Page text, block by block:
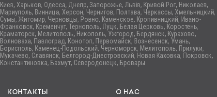
Киев, Харьков, Одесса, Днепр, Запорожье, Львів, Кривой Рог, Николаев,
Мариуполь, Винница, Херсон, Чернигов, Полтава, Черкассы, Хмельницкий,
Сумы, Житомир, Черновцы, Ровно, Каменское, Кропивницкий, Ивано-
Франковск, Кременчуг, Тернополь, Луцк, Белая Церковь, Коростень,
Краматорск, Мелитополь, Никополь, Ужгород, Бердянск, Курахово,
Волноваха, Павлоград, Конотоп, Первомайск, Вознесенск, Умань,
Борисполь, Каменец-Подольский, Черноморск, Мелитополь, Прилуки,
Мукачево, Славянск, Белгород-Днестровский, Новая Каховка, Покровск,
Константиновка, Бахмут, Северодонецк, Бровары
КОНТАКТЫ О НАС